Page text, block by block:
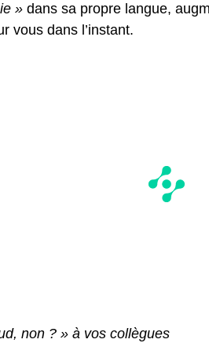
» dans sa propre langue,
vous dans l’instant.
non ? » à vos collègues